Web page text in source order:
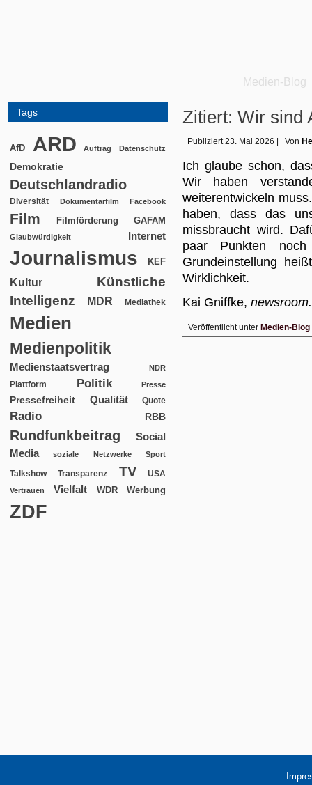
Medien-Blog
Tags
AfD ARD Auftrag Datenschutz
Demokratie
Deutschlandradio
Diversität Dokumentarfilm Facebook
Film Filmförderung GAFAM
Glaubwürdigkeit Internet
Journalismus KEF
Kultur
Künstliche
Intelligenz
MDR Mediathek
Medien
Medienpolitik
Medienstaatsvertrag NDR
Plattform Politik Presse
Pressefreiheit Qualität Quote
Radio RBB
Rundfunkbeitrag
Social
Media
soziale Netzwerke Sport
Talkshow Transparenz TV USA
Vertrauen Vielfalt WDR Werbung
ZDF
Zitiert: Wir sind
Publiziert 23. Mai 2026 Von
Ich glaube schon,
Wir haben
weiterentwickeln
haben, dass das
missbraucht wird.
paar Punkten
Grundeinstellung
Wirklichkeit.
Kai Gniffke,
Veröffentlicht unter Medien-Blog